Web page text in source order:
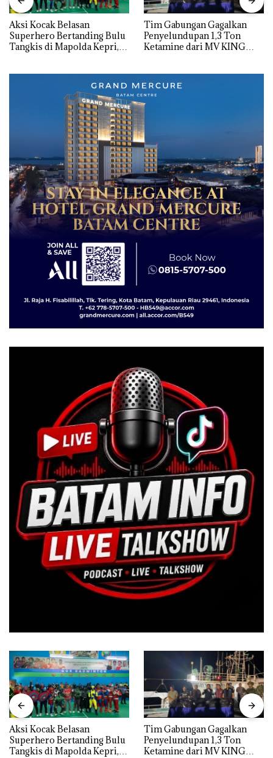
Aksi Kocak Belasan
Superhero Bertanding Bulu
Tangkis di Mapolda Kepri,
Tim Gabungan Gagalkan
Penyelundupan 1,3 Ton
Ketamine dari MV KING
Aksi Kocak Belasan
Superhero Bertanding Bulu
Tangkis di Mapolda Kepri,
Tim Gabungan Gagalkan
Penyelundupan 1,3 Ton
Ketamine dari MV KING